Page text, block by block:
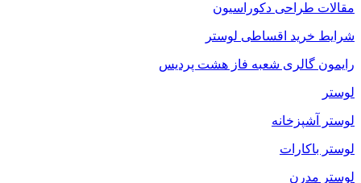
مقالات طراحی دکوراسیون
شرایط خرید اقساطی لوستر
رایمون گالری شعبه فاز هشت پردیس
لوستر
لوستر آشپزخانه
لوستر باکارات
لوستر مدرن